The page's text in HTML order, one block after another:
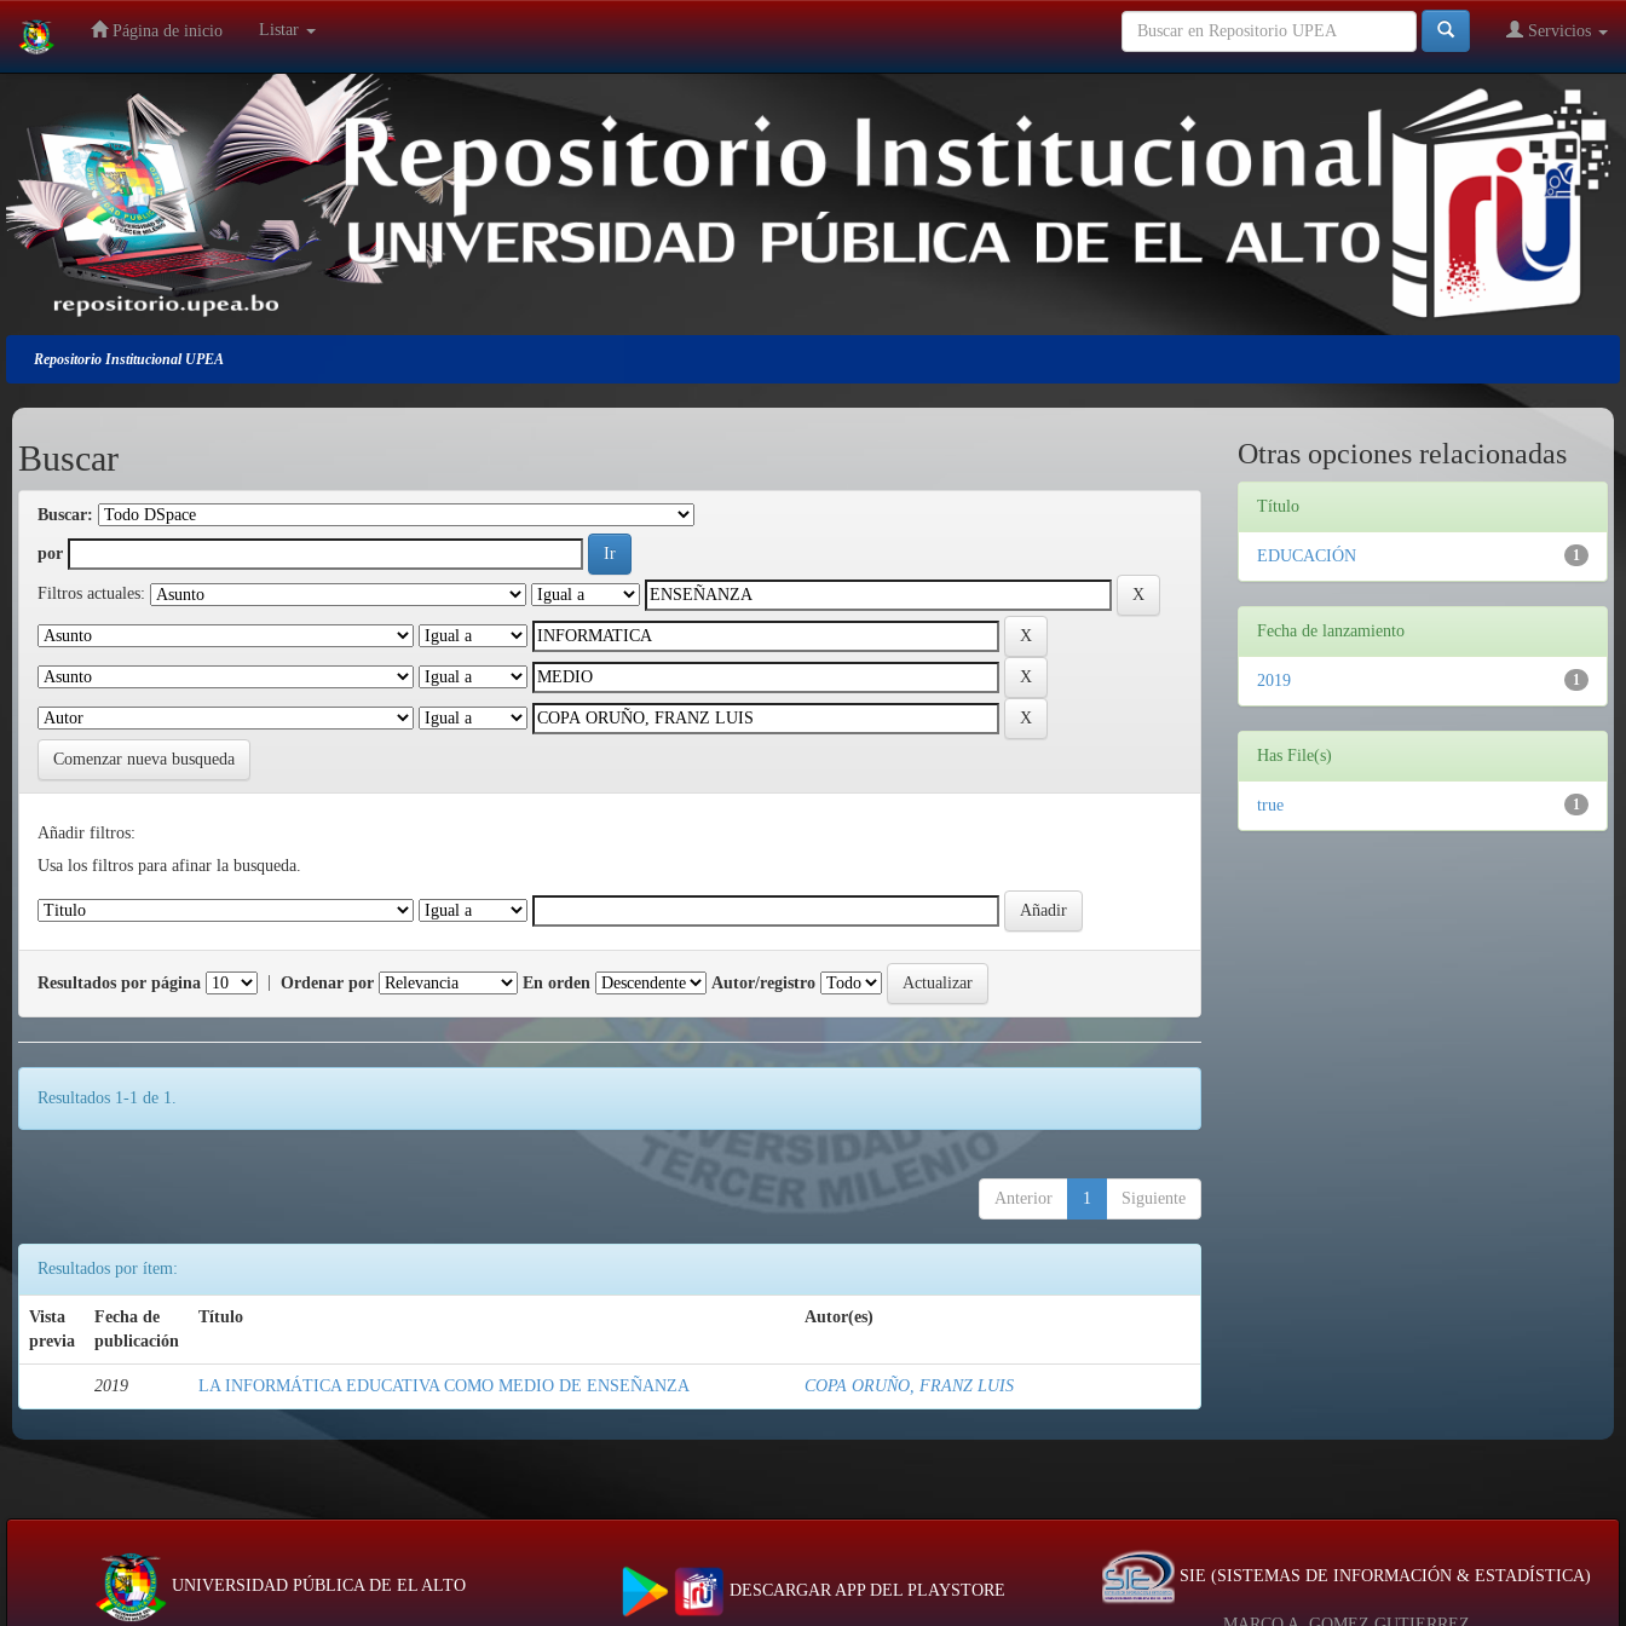
Salir
navegación
Página de inicio Listar Servicios
Repositorio Institucional UPEA
Buscar
Buscar:
por
Filtros actuales:
Comenzar nueva busqueda
Añadir filtros:
Usa los filtros para afinar la busqueda.
Resultados por página Ordenar por En orden Autor/registro
Resultados 1-1 de 1.
Anterior 1 Siguiente
Resultados por ítem:
Vista
previa
Fecha de
publicación
Título Autor(es)
2019 LA INFORMÁTICA EDUCATIVA COMO MEDIO DE ENSEÑANZA COPA ORUÑO, FRANZ LUIS
Otras opciones relacionadas
Título
1
EDUCACIÓN
Fecha de lanzamiento
1
2019
Has File(s)
1
true
UNIVERSIDAD PÚBLICA DE EL ALTO DESCARGAR APP DEL PLAYSTORE
SIE (SISTEMAS DE INFORMACIÓN & ESTADÍSTICA)